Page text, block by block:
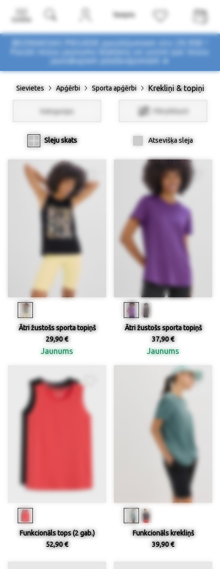
BEZMAKSAS PIEGĀDE pasūtījumiem virs 29,90€ !
Pasūti mūsu jaunumu biļetenu un uzzini par mūsu
Sievietes Apģērbi Sporta apģērbi Krekliņi & topiņi
Kategorijas Filtri/Atlasīt
Sleju skats Atsevišķa sleja
Ātri žustošs sporta topiņš
29,90 €
Jaunums
Ātri žustošs sporta topiņš
37,90 €
Jaunums
Funkcionāls tops (2 gab.)
52,90 €
Funkcionāls krekliņš
39,90 €